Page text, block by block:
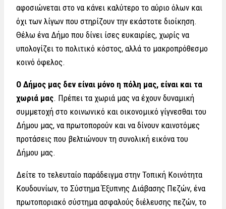
αφοσιώνεται στο να κάνει καλύτερο το αύριο όλων και
όχι των λίγων που στηρίζουν την εκάστοτε διοίκηση.
Θέλω ένα Δήμο που δίνει ίσες ευκαιρίες, χωρίς να
υπολογίζει το πολιτικό κόστος, αλλά το μακροπρόθεσμο
κοινό όφελος.
Ο Δήμος μας δεν είναι μόνο η πόλη μας, είναι και τα
χωριά μας. Πρέπει τα χωριά μας να έχουν δυναμική
συμμετοχή στο κοινωνικό και οικονομικό γίγνεσθαι του
Δήμου μας, να πρωτοπορούν και να δίνουν καινοτόμες
προτάσεις που βελτιώνουν τη συνολική εικόνα του
Δήμου μας.
Δείτε το τελευταίο παράδειγμα στην Τοπική Κοινότητα
Κουδουνίων, το Σύστημα Έξυπνης Διάβασης Πεζών, ένα
πρωτοποριακό σύστημα ασφαλούς διέλευσης πεζών, το